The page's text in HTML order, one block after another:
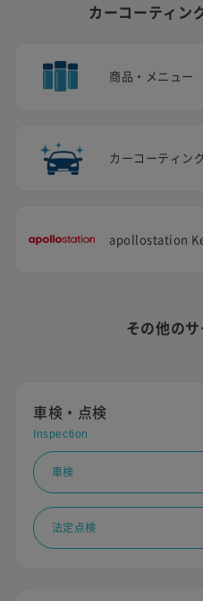
カーコーティン
商品・メニュー
カーコーティン
apollostation
その他の
車検・点検
Inspection
車検
法定点検